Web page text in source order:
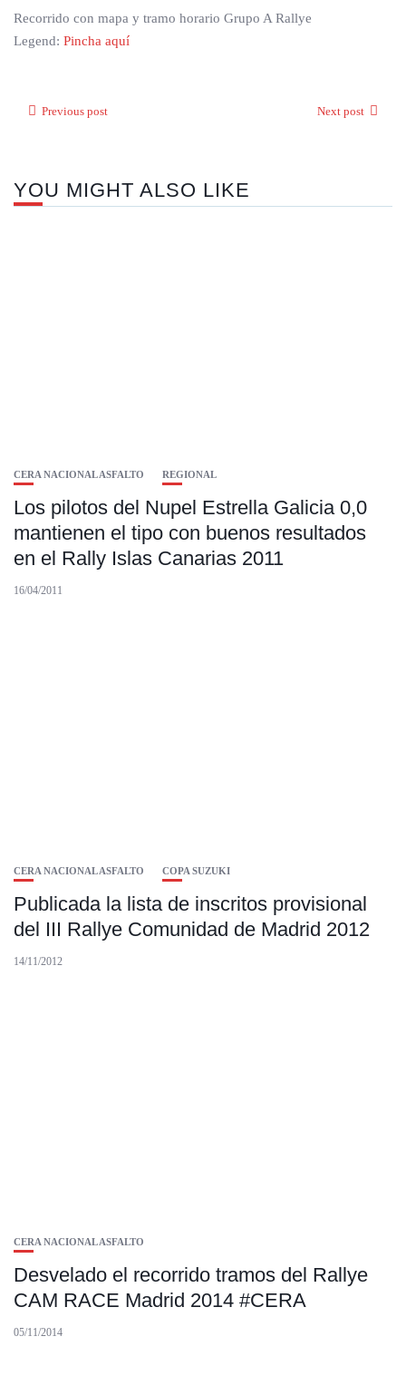
Recorrido con mapa y tramo horario Grupo A Rallye
Legend: Pincha aquí
Previous post Next post
YOU MIGHT ALSO LIKE
CERA NACIONAL ASFALTO REGIONAL
Los pilotos del Nupel Estrella Galicia 0,0
mantienen el tipo con buenos resultados
en el Rally Islas Canarias 2011
16/04/2011
CERA NACIONAL ASFALTO COPA SUZUKI
Publicada la lista de inscritos provisional
del III Rallye Comunidad de Madrid 2012
14/11/2012
CERA NACIONAL ASFALTO
Desvelado el recorrido tramos del Rallye
CAM RACE Madrid 2014 #CERA
05/11/2014